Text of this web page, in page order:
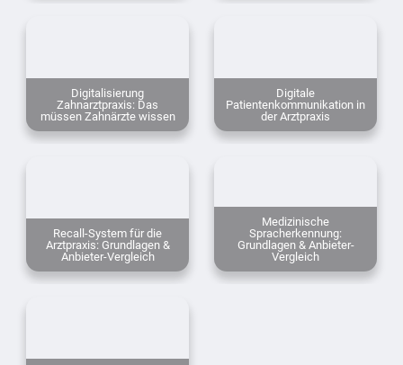
Digitalisierung
Zahnarztpraxis: Das
müssen Zahnärzte wissen
Digitale
Patientenkommunikation in
der Arztpraxis
Recall-System für die
Arztpraxis: Grundlagen &
Anbieter-Vergleich
Medizinische
Spracherkennung:
Grundlagen & Anbieter-
Vergleich